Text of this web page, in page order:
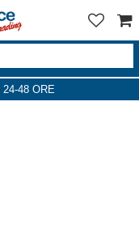
48 ORE